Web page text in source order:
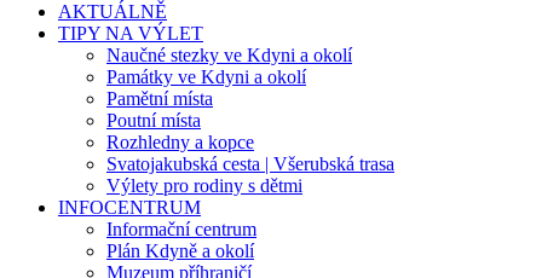
AKTUÁLNĚ
TIPY NA VÝLET
Naučné stezky ve Kdyni a okolí
Památky ve Kdyni a okolí
Pamětní místa
Poutní místa
Rozhledny a kopce
Svatojakubská cesta | Všerubská trasa
Výlety pro rodiny s dětmi
INFOCENTRUM
Informační centrum
Plán Kdyně a okolí
Muzeum příhraničí